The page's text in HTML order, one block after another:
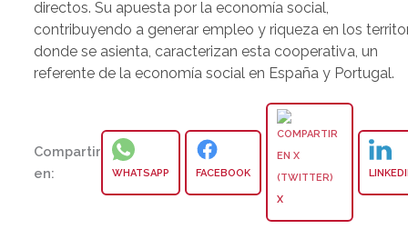
directos. Su apuesta por la economía social,
contribuyendo a generar empleo y riqueza en los
donde se asienta, caracterizan esta cooperativa, un
referente de la economía social en España y Portugal.
Compartir
en:
WHATSAPP FACEBOOK
X